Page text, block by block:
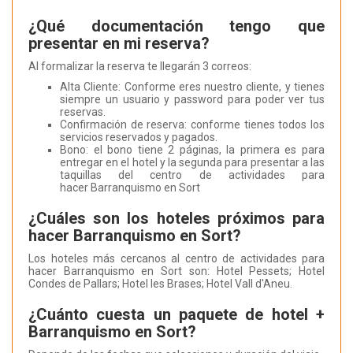
¿Qué documentación tengo que
presentar en mi reserva?
Al formalizar la reserva te llegarán 3 correos:
Alta Cliente: Conforme eres nuestro cliente, y tienes
siempre un usuario y password para poder ver tus
reservas.
Confirmación de reserva: conforme tienes todos los
servicios reservados y pagados.
Bono: el bono tiene 2 páginas, la primera es para
entregar en el hotel y la segunda para presentar a las
taquillas del centro de actividades para
hacer Barranquismo en Sort
¿Cuáles son los hoteles próximos para
hacer Barranquismo en Sort?
Los hoteles más cercanos al centro de actividades para
hacer Barranquismo en Sort son: Hotel Pessets; Hotel
Condes de Pallars; Hotel les Brases; Hotel Vall d'Aneu.
¿Cuánto cuesta un paquete de hotel +
Barranquismo en Sort?